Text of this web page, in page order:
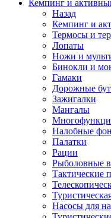
Кемпинг и
Назад
Кемпинг и
Термосы и
Лопаты
Ножи и
Бинокли и
Гамаки
Дорожные
Зажигалки
Мангалы
Налобные
Палатки
Рации
Рыболовные
Тактические
Насосы для